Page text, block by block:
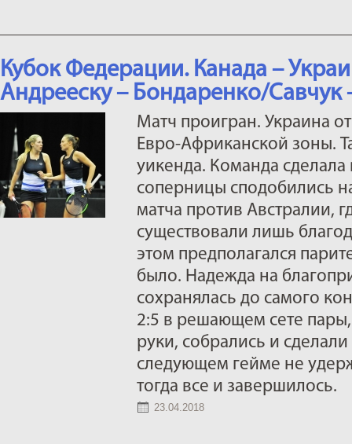
Кубок Федерации. Канада –
Андрееску – Бондаренко/Савчук
Матч проигран. Украина
Евро-Африканской зоны.
уикенда. Команда сделала
соперницы сподобились
матча против Австралии,
существовали лишь
этом предполагался
было. Надежда на
сохранялась до самого
2:5 в решающем сете
руки, собрались и
следующем гейме не
тогда все и завершилось.
23.04.2018